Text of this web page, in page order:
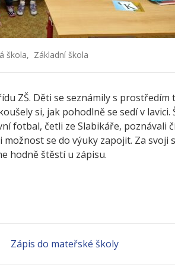
škola, Základní škola
ZŠ. Děti se seznámily s prostředím
si, jak pohodlně se sedí v lavici.
fotbal, četli ze Slabikáře, poznávali
se do výuky zapojit. Za svoji
hodně štěstí u zápisu.
Zápis do mateřské školy